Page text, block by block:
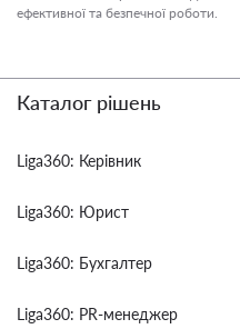
ефективної та безпечної роботи.
Каталог рішень
Liga360: Керівник
Liga360: Юрист
Liga360: Бухгалтер
Liga360: PR-менеджер